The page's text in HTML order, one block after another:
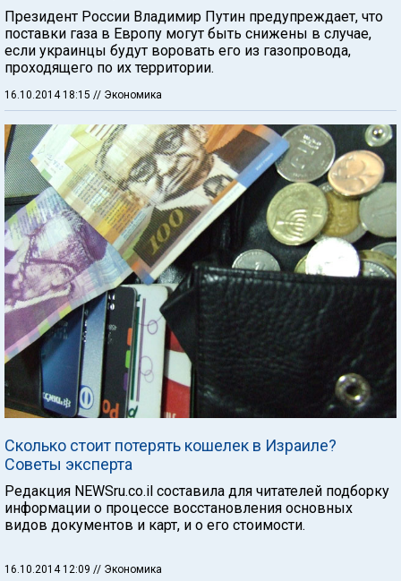
Президент России Владимир Путин предупреждает, что
поставки газа в Европу могут быть снижены в случае,
если украинцы будут воровать его из газопровода,
проходящего по их территории.
16.10.2014 18:15 // Экономика
Сколько стоит потерять кошелек в Израиле?
Советы эксперта
Редакция NEWSru.co.il составила для читателей подборку
информации о процессе восстановления основных
видов документов и карт, и о его стоимости.
16.10.2014 12:09 // Экономика